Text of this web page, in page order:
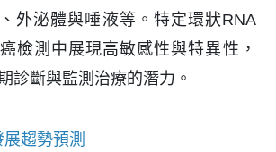
外泌體與唾液等。特定環狀RNA
檢測中展現高敏感性與特異性，
診斷與監測治療的潛力。
趨勢預測